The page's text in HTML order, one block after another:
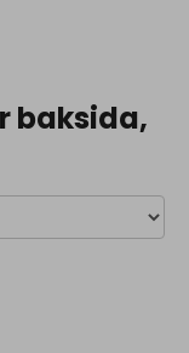
baksida,